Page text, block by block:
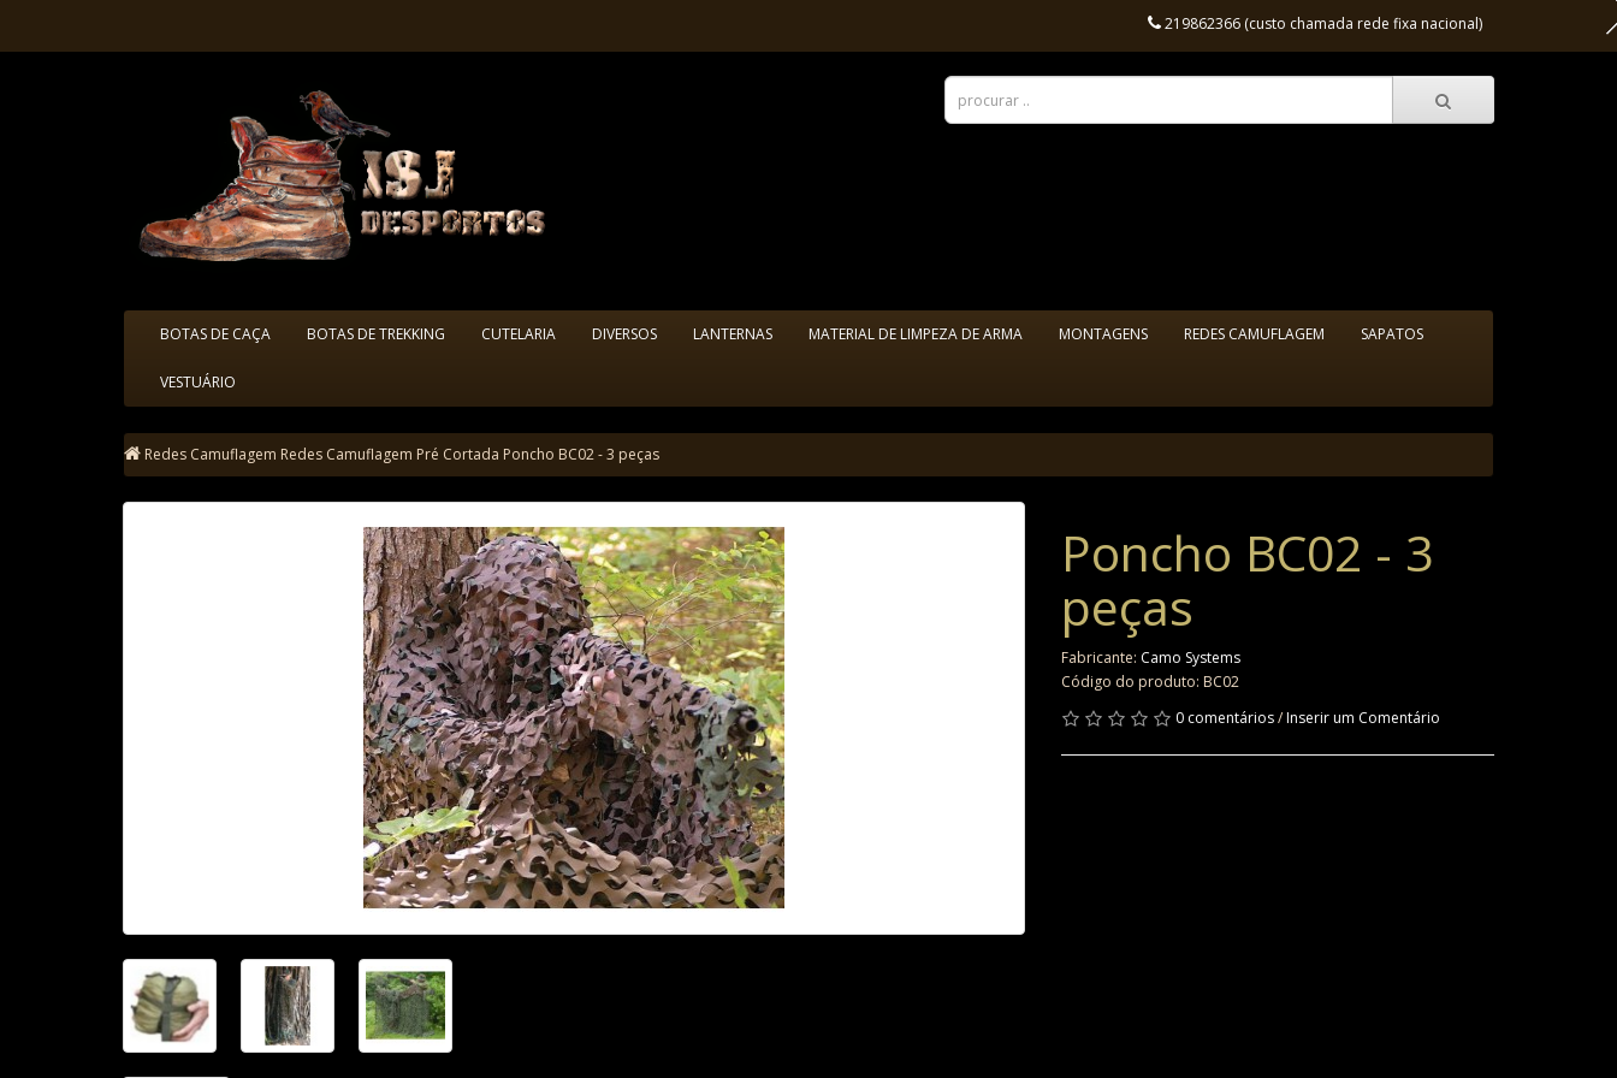
219862366 (custo chamada rede fixa nacional)
BOTAS DE CAÇA BOTAS DE TREKKING CUTELARIA DIVERSOS LANTERNAS MATERIAL DE LIMPEZA DE ARMA MONTAGENS REDES CAMUFLAGEM SAPATOS
VESTUÁRIO
Redes Camuflagem Redes Camuflagem Pré Cortada Poncho BC02 - 3 peças
Poncho BC02 - 3
peças
Fabricante: Camo Systems
Código do produto: BC02
0 comentários/Inserir um Comentário